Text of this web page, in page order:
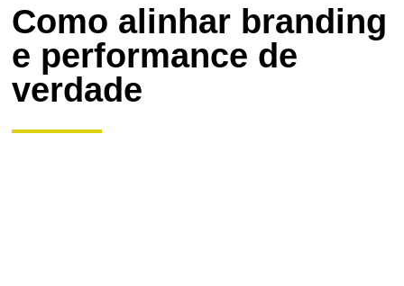
Como alinhar branding
e performance de
verdade